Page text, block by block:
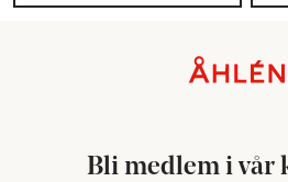
Bli medlem i vår